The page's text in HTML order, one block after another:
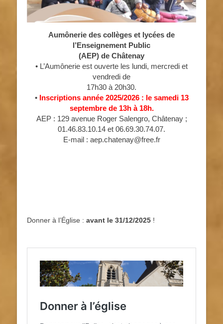
Aumônerie des collèges et lycées de
l’Enseignement Public
(AEP) de Châtenay
• L’Aumônerie est ouverte les lundi, mercredi et
vendredi de
17h30 à 20h30.
• Inscriptions année 2025/2026 : le samedi 13
septembre de 13h à 18h.
AEP : 129 avenue Roger Salengro, Châtenay ;
01.46.83.10.14 et 06.69.30.74.07.
E-mail : aep.chatenay@free.fr
Donner à l’Église : avant le 31/12/2025 !